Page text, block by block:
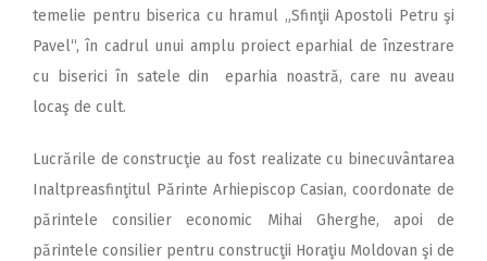
temelie pentru biserica cu hramul „Sfinţii Apostoli Petru şi
Pavel“, în cadrul unui amplu proiect eparhial de înzestrare
cu biserici în satele din eparhia noastră, care nu aveau
locaş de cult.
Lucrările de construcţie au fost realizate cu binecuvântarea
Inaltpreasfinţitul Părinte Arhi­episcop Casian, coordonate de
părintele consilier economic Mihai Gherghe, apoi de
părintele consilier pentru construcţii Horaţiu Moldovan şi de